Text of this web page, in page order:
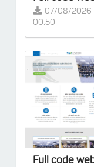
07/08/2026
00:50